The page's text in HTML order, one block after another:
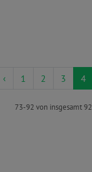
‹ 1 2 3 4
73-92 von insgesamt 92